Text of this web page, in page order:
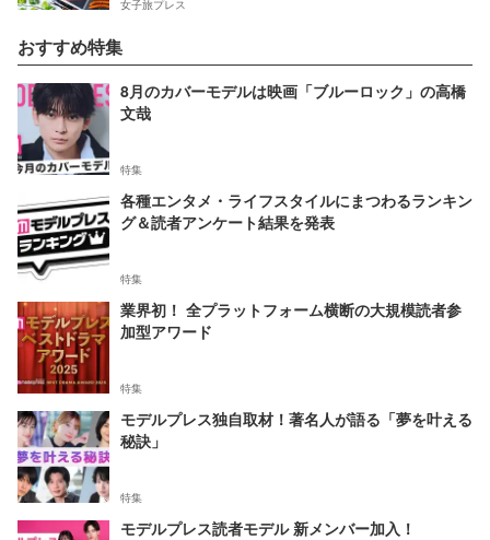
女子旅プレス
おすすめ特集
8月のカバーモデルは映画「ブルーロック」の高橋
文哉
特集
各種エンタメ・ライフスタイルにまつわるランキン
グ＆読者アンケート結果を発表
特集
業界初！ 全プラットフォーム横断の大規模読者参
加型アワード
特集
モデルプレス独自取材！著名人が語る「夢を叶える
秘訣」
特集
モデルプレス読者モデル 新メンバー加入！